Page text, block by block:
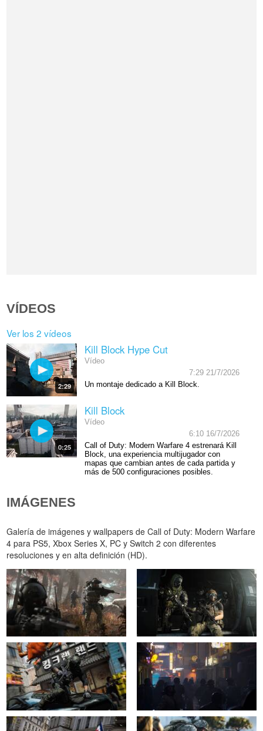
VÍDEOS
Ver los 2 vídeos
2:29
Kill Block Hype Cut
Vídeo
7:29 21/7/2026
Un montaje dedicado a Kill Block.
0:25
Kill Block
Vídeo
6:10 16/7/2026
Call of Duty: Modern Warfare 4 estrenará Kill
Block, una experiencia multijugador con
mapas que cambian antes de cada partida y
más de 500 configuraciones posibles.
IMÁGENES
Galería de imágenes y wallpapers de Call of Duty: Modern Warfare
4 para PS5, Xbox Series X, PC y Switch 2 con diferentes
resoluciones y en alta definición (HD).